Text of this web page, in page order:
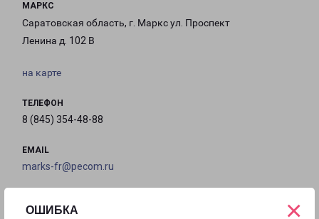
ОШИБКА ×
МАРКС
Саратовская область, г. Маркс ул. Проспект
Ленина д. 102 В
на карте
ТЕЛЕФОН
8 (845) 354-48-88
EMAIL
marks-fr@pecom.ru